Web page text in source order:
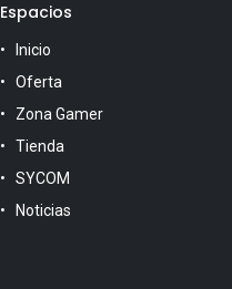
Espacios
Inicio
Oferta
Zona Gamer
Tienda
SYCOM
Noticias